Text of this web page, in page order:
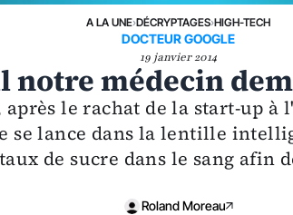
A LA UNE›DÉCRYPTAGES›HIGH-TECH
DOCTEUR GOOGLE
19 janvier 2014
notre médecin
après le rachat de la start-up
se lance dans la lentille
de sucre dans le sang afin
Roland Moreau